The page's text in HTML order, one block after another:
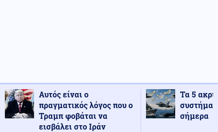
Αυτός είναι ο
πραγματικός λόγος που ο
Τραμπ φοβάται να
εισβάλει στο Ιράν
Τα 5
σήμερα